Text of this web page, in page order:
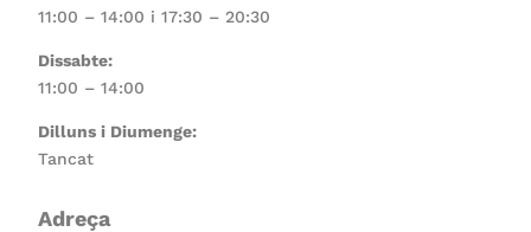
11:00 – 14:00 i 17:30 – 20:30
Dissabte:
11:00 – 14:00
Dilluns i Diumenge:
Tancat
Adreça